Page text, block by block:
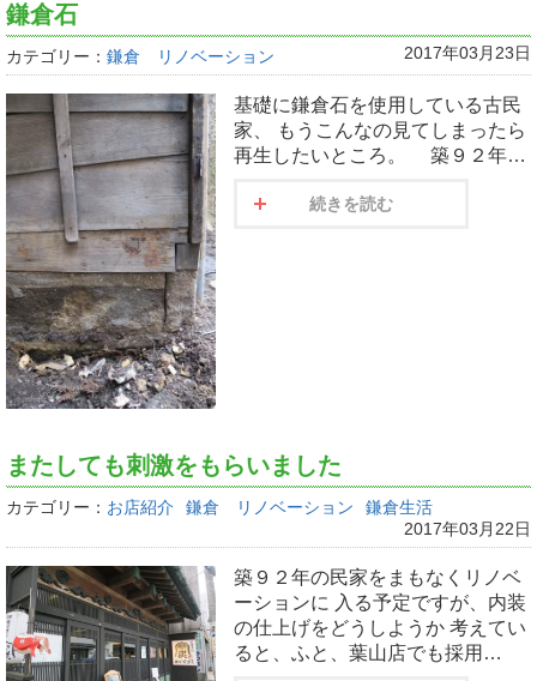
鎌倉石
カテゴリー： 鎌倉 リノベーション 2017年03月23日
基礎に鎌倉石を使用している古民
家、 もうこんなの見てしまったら
再生したいところ。 築９２年…
続きを読む
またしても刺激をもらいました
カテゴリー： お店紹介 鎌倉 リノベーション
鎌倉生活
2017年03月22日
築９２年の民家をまもなくリノベ
ーションに 入る予定ですが、内装
の仕上げをどうしようか 考えてい
ると、ふと、葉山店でも採用…